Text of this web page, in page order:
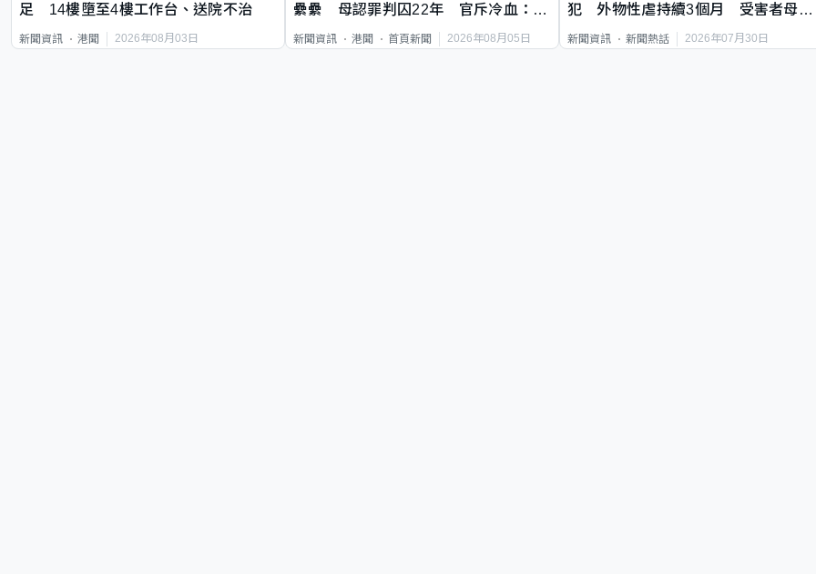
足 14樓墮至4樓工作台、送院不治
新聞資訊 港聞 2026年08月03日
纍纍 母認罪判囚22年 官斥冷血：同
新聞資訊 港聞 首頁新聞 2026年08月05日
犯 外物性虐持續3個月 受害者母：
新聞資訊 新聞熱話 2026年07月30日